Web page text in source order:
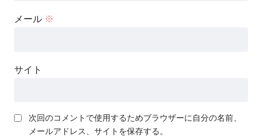
メール ※
サイト
次回のコメントで使用するためブラウザーに自分の名前、
メールアドレス、サイトを保存する。